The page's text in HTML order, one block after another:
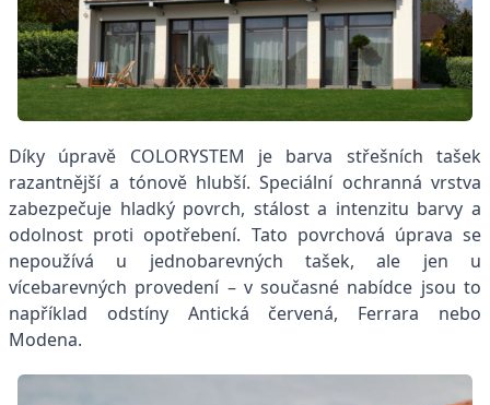
Díky úpravě COLORYSTEM je barva střešních tašek
razantnější a tónově hlubší. Speciální ochranná vrstva
zabezpečuje hladký povrch, stálost a intenzitu barvy a
odolnost proti opotřebení. Tato povrchová úprava se
nepoužívá u jednobarevných tašek, ale jen u
vícebarevných provedení – v současné nabídce jsou to
například odstíny Antická červená, Ferrara nebo
Modena.